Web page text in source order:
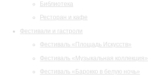
Библиотека
Ресторан и кафе
Фестивали и гастроли
Фестиваль «Площадь Искусств»
Фестиваль «Музыкальная коллекция»
Фестиваль «Барокко в белую ночь»